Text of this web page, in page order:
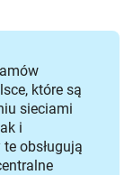
które są
sieciami
i
obsługują